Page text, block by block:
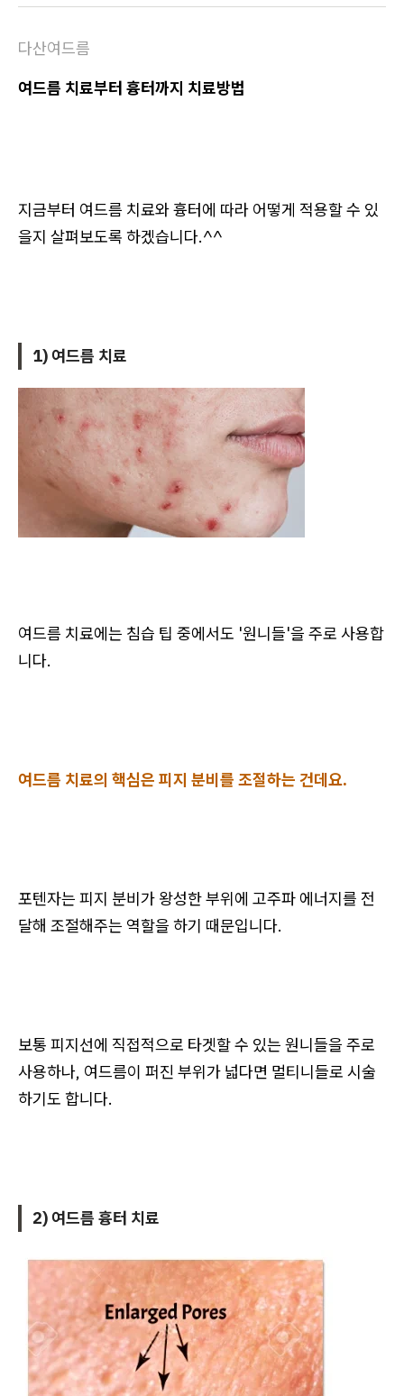
다산여드름
여드름 치료부터 흉터까지 치료방법
지금부터 여드름 치료와 흉터에 따라 어떻게 적용할 수 있
을지 살펴보도록 하겠습니다.^^
1) 여드름 치료
여드름 치료에는 침습 팁 중에서도 '원니들'을 주로 사용합
니다.
여드름 치료의 핵심은 피지 분비를 조절하는 건데요.
포텐자는 피지 분비가 왕성한 부위에 고주파 에너지를 전
달해 조절해주는 역할을 하기 때문입니다.
보통 피지선에 직접적으로 타겟할 수 있는 원니들을 주로
사용하나, 여드름이 퍼진 부위가 넓다면 멀티니들로 시술
하기도 합니다.
2) 여드름 흉터 치료